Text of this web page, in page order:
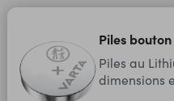
Piles
Piles au
dimensions